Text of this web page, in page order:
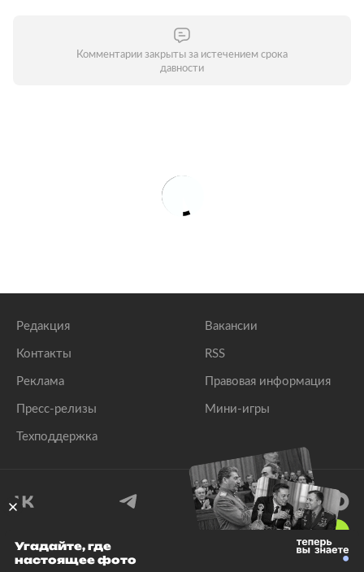
Комментарии закрыты за истечением срока
давности
Редакция
Контакты
Реклама
Пресс-релизы
Техподдержка
Вакансии
RSS
Правовая информация
Мини-игры
© 1999–2026 Все права защищены.
Угадайте, где
настоящее фото